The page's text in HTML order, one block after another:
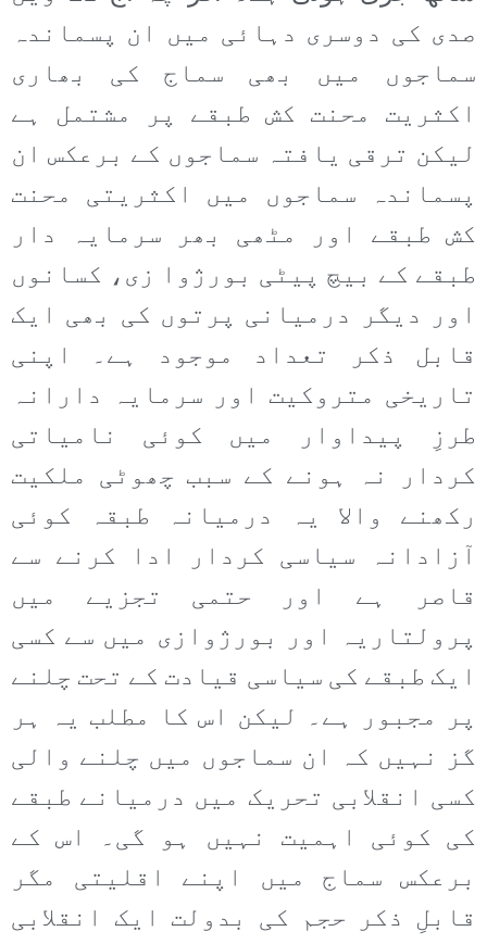
صدی کی دوسری دہائی میں ان پسماندہ
سماجوں میں بھی سماج کی بھاری
اکثریت محنت کش طبقے پر مشتمل ہے
لیکن ترقی یافتہ سماجوں کے برعکس ان
پسماندہ سماجوں میں اکثریتی محنت
کش طبقے اور مٹھی بھر سرمایہ دار
طبقے کے بیچ پیٹی بورژوا زی، کسانوں
اور دیگر درمیانی پرتوں کی بھی ایک
قابل ذکر تعداد موجود ہے۔ اپنی
تاریخی متروکیت اور سرمایہ دارانہ
طرزِ پیداوار میں کوئی نامیاتی
کردار نہ ہونے کے سبب چھوٹی ملکیت
رکھنے والا یہ درمیانہ طبقہ کوئی
آزادانہ سیاسی کردار ادا کرنے سے
قاصر ہے اور حتمی تجزیے میں
پرولتاریہ اور بورژوازی میں سے کسی
ایک طبقے کی سیاسی قیادت کے تحت چلنے
پر مجبور ہے۔ لیکن اس کا مطلب یہ ہر
گز نہیں کہ ان سماجوں میں چلنے والی
کسی انقلابی تحریک میں درمیانے طبقے
کی کوئی اہمیت نہیں ہو گی۔ اس کے
برعکس سماج میں اپنے اقلیتی مگر
قابلِ ذکر حجم کی بدولت ایک انقلابی